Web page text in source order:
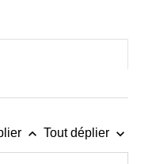
keyboard_arrow_up Tout déplier keyboard_arrow_down